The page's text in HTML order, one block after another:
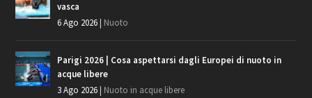
vasca
6 Ago 2026| Nuoto
Parigi 2026 | Cosa aspettarsi dagli Europei di nuoto in
acque libere
3 Ago 2026| Nuoto in acque libere